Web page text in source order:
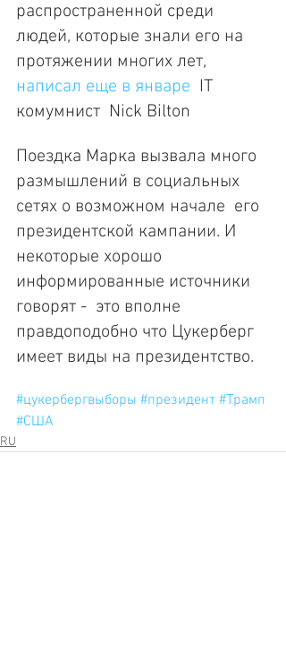
распространенной среди
людей, которые знали его на
протяжении многих лет,
написал еще в январе
  IT
комумнист  Nick Bilton
Поездка Марка вызвала много
размышлений в социальных
сетях о возможном начале  его
президентской кампании. И
некоторые хорошо
информированные источники
говорят -  это вполне
правдоподобно что Цукерберг
имеет виды на президентство.
#цукербергвыборы #президент #Трамп
#США
RU